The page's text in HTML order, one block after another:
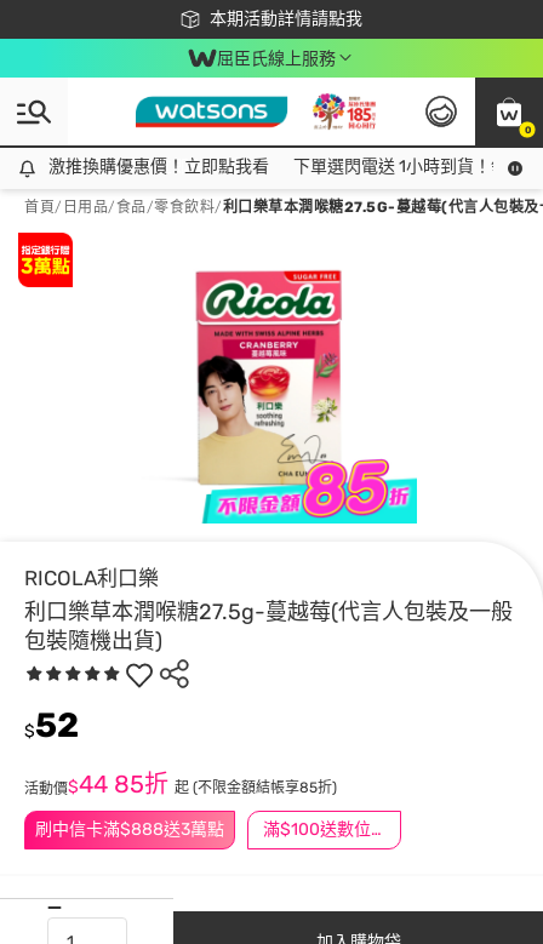
本期活動詳情請點我
下載app最高回饋$350
屈臣氏線上服務
0
激推換購優惠價！立即點我看
激推換購優惠價！立即點我看 下單選閃電送 1小時到貨！領神
首頁/ 日用品/食品/零食飲料/利口樂草本潤喉糖27.5G-蔓越莓(代言人包裝
RICOLA利口樂
利口樂草本潤喉糖27.5g-蔓越莓(代言人包裝及一般
包裝隨機出貨)
刷中信卡滿$888送3萬點 滿$100送數位印花
$52
活動價$44 85折 起 (不限金額結帳享85折)